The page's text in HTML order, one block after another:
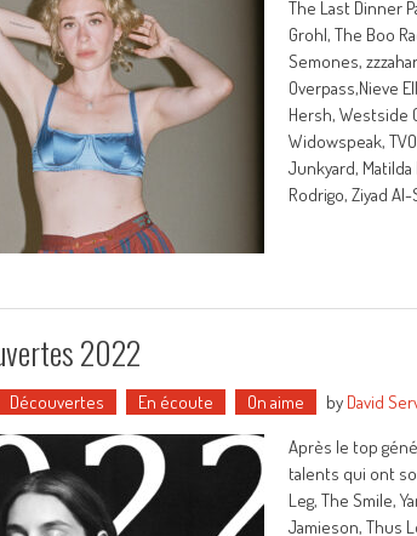
The Last Dinner
Grohl, The Boo
Semones,
Overpass,Nieve
Hersh, Westside
Widowspeak,
Junkyard, Matilda
Rodrigo, Ziyad
2022
Découvertes En écoute On aime by David
Après le top
talents qui ont
Leg, The Smile,
Jamieson, Thus